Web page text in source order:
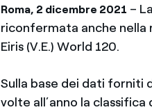
Roma, 2 dicembre 2021 –
riconfermata anche nella
Eiris (V.E.) World 120.
Sulla base dei dati forniti
volte all’anno la